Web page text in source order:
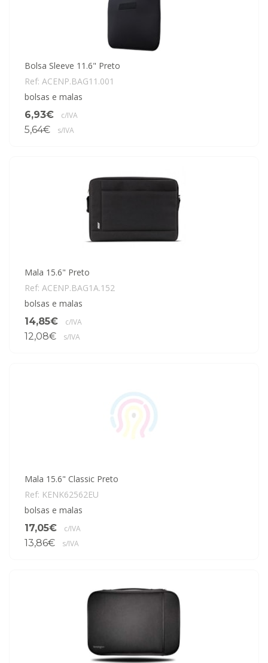
Bolsa Sleeve 11.6" Preto
Ref: ACENP.BAG11.001
bolsas e malas
6,93€
c/IVA
5,64€ s/IVA
Mala 15.6" Preto
Ref: ACENP.BAG1A.152
bolsas e malas
14,85€
c/IVA
12,08€ s/IVA
Mala 15.6" Classic Preto
Ref: KENK62562EU
bolsas e malas
17,05€
c/IVA
13,86€ s/IVA